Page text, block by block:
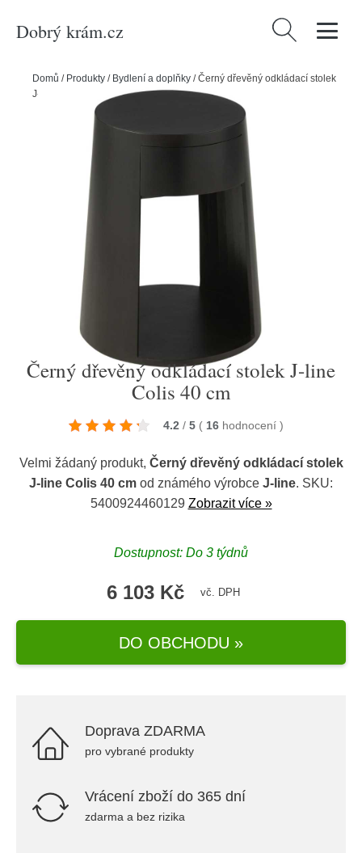
Dobrý krám.cz Vyhledávání
Domů / Produkty / Bydlení a doplňky /Černý dřevěný odkládací stolek
J-line Colis 40 cm
Černý dřevěný odkládací stolek J-line
Colis 40 cm
4.2 / 5 ( 16 hodnocení )
Velmi žádaný produkt, Černý dřevěný odkládací stolek
J-line Colis 40 cm od známého výrobce J-line. SKU:
5400924460129 Zobrazit více »
Dostupnost: Do 3 týdnů
6 103 Kč vč. DPH
DO OBCHODU »
Doprava ZDARMA
pro vybrané produkty
Vrácení zboží do 365 dní
zdarma a bez rizika